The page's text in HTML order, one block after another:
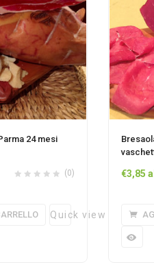
24 mesi
(0)
Quick view
€3,85